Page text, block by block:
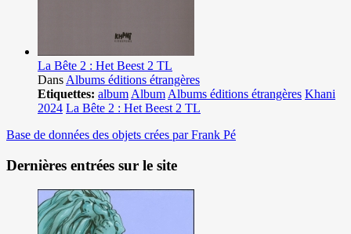
La Bête 2 : Het Beest 2 TL
Dans Albums éditions étrangères
Etiquettes: album Album Albums éditions étrangères Khani
2024 La Bête 2 : Het Beest 2 TL
Base de données des objets crées par Frank Pé
Dernières entrées sur le site